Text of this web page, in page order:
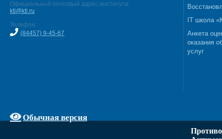
Официальный почтовый адрес института:
kti@kti.ru
Телефон:
(84457) 9-45-67
Обычная версия
IT школа
Анкета
оказания
услуг